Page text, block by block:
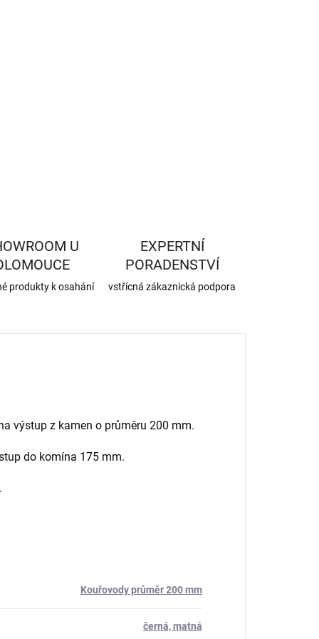
U
produkty k osahání
EXPERTNÍ
PORADENSTVÍ
vstřícná zákaznická podpora
výstup z kamen o průměru 200 mm.
do komína 175 mm.
Kouřovody průměr 200 mm
černá, matná